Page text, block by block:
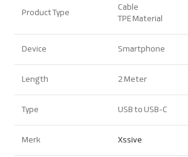
Product Type
Cable
TPE Material
Device Smartphone
Length 2 Meter
Type USB to USB-C
Merk Xssive